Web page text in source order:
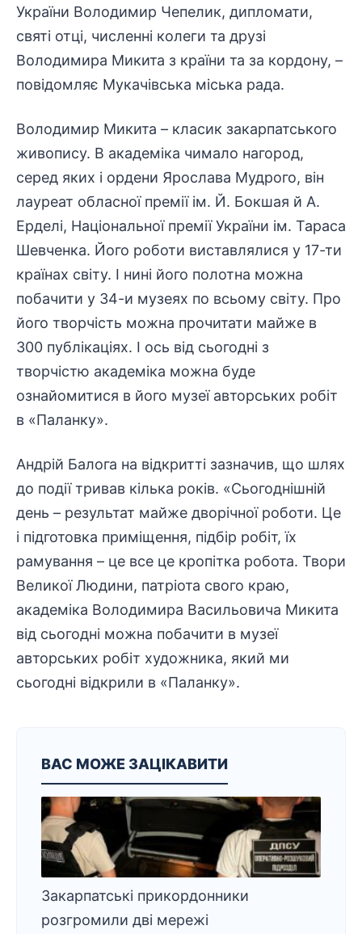
України Володимир Чепелик, дипломати,
святі отці, численні колеги та друзі
Володимира Микита з країни та за кордону, –
повідомляє Мукачівська міська рада.
Володимир Микита – класик закарпатського
живопису. В академіка чимало нагород,
серед яких і ордени Ярослава Мудрого, він
лауреат обласної премії ім. Й. Бокшая й А.
Ерделі, Національної премії України ім. Тараса
Шевченка. Його роботи виставлялися у 17-ти
країнах світу. І нині його полотна можна
побачити у 34-и музеях по всьому світу. Про
його творчість можна прочитати майже в
300 публікаціях. І ось від сьогодні з
творчістю академіка можна буде
ознайомитися в його музеї авторських робіт
в «Паланку».
Андрій Балога на відкритті зазначив, що шлях
до події тривав кілька років. «Сьогоднішній
день – результат майже дворічної роботи. Це
і підготовка приміщення, підбір робіт, їх
рамування – це все це кропітка робота. Твори
Великої Людини, патріота свого краю,
академіка Володимира Васильовича Микита
від сьогодні можна побачити в музеї
авторських робіт художника, який ми
сьогодні відкрили в «Паланку».
ВАС МОЖЕ ЗАЦІКАВИТИ
Закарпатські прикордонники
розгромили дві мережі